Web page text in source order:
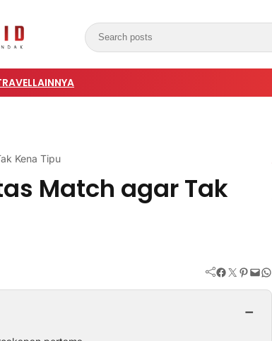
LAINNYA
Kena Tipu
Match agar Tak
Facebook Twitter Pinterest Mail WhatsApp
−